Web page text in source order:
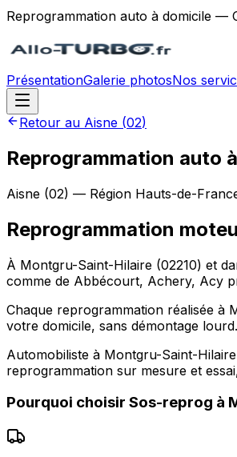
Reprogrammation auto à domicile
PrésentationGalerie photosNos
Retour au Aisne (02)
Reprogrammation auto
Aisne (02) — Région Hauts-de-
Reprogrammation
À Montgru-Saint-Hilaire (02210) et
comme de Abbécourt, Achery, Acy
Chaque reprogrammation réalisée à
votre domicile, sans démontage lourd.
Automobiliste à Montgru-Saint-
reprogrammation sur mesure et
Pourquoi choisir Sos-reprog à